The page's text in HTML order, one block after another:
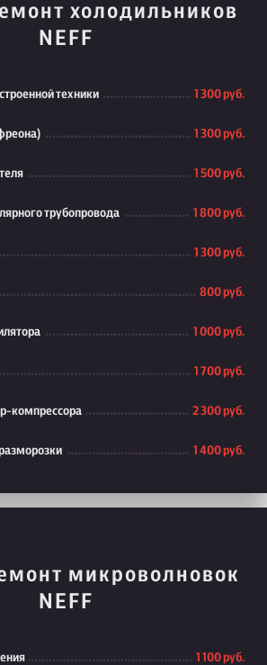
холодильников
NEFF
техники 1 300 руб.
1 300 руб.
1 500 руб.
трубопровода 1 800 руб.
1 300 руб.
800 руб.
1 000 руб.
1 700 руб.
компрессора 2 300 руб.
1 400 руб.
микроволновок
NEFF
1 100 руб.